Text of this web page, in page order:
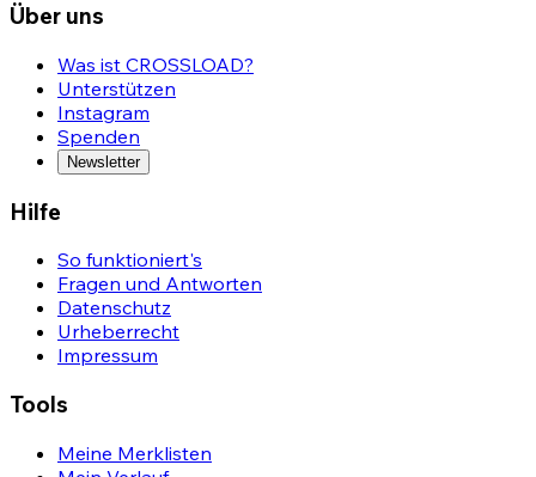
Über uns
Was ist CROSSLOAD?
Unterstützen
Instagram
Spenden
Newsletter
Hilfe
So funktioniert's
Fragen und Antworten
Datenschutz
Urheberrecht
Impressum
Tools
Meine Merklisten